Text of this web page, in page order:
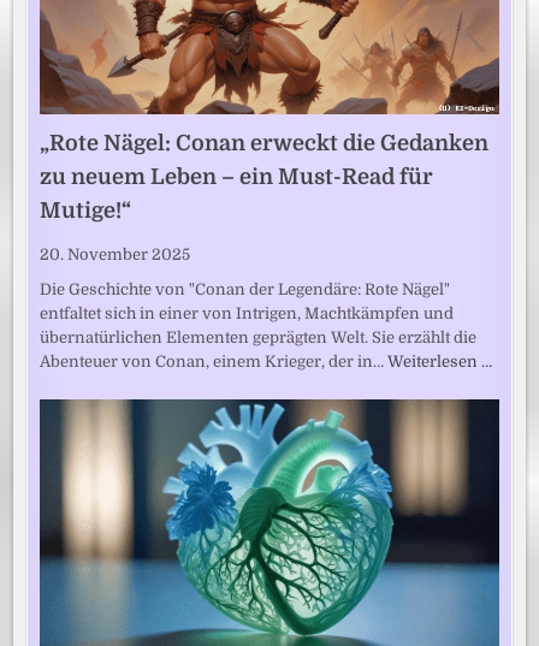
„Rote Nägel: Conan erweckt die Gedanken
zu neuem Leben – ein Must-Read für
Mutige!“
20. November 2025
Die Geschichte von "Conan der Legendäre: Rote Nägel"
entfaltet sich in einer von Intrigen, Machtkämpfen und
übernatürlichen Elementen geprägten Welt. Sie erzählt die
Abenteuer von Conan, einem Krieger, der in…Weiterlesen …